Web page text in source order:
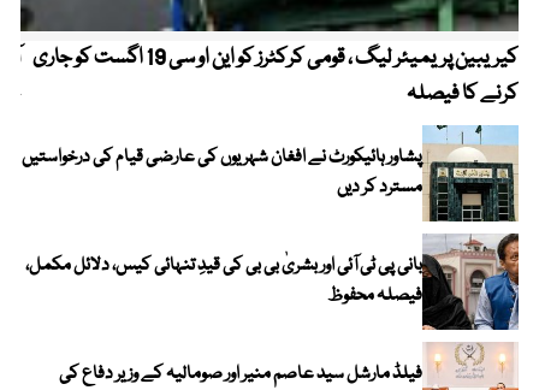
کیریبین پریمیئر لیگ ، قومی کرکٹرز کو این او سی 19 اگست کو جاری
کرنے کا فیصلہ
پشاور ہائیکورٹ نے افغان شہریوں کی عارضی قیام کی درخواستیں
مسترد کر دیں
بانی پی ٹی آئی اور بشریٰ بی بی کی قیدِ تنہائی کیس، دلائل مکمل،
فیصلہ محفوظ
فیلڈ مارشل سید عاصم منیر اور صومالیہ کے وزیر دفاع کی